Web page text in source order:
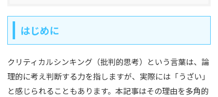
はじめに
クリティカルシンキング（批判的思考）という言葉は、論
理的に考え判断する力を指しますが、実際には「うざい」
と感じられることもあります。本記事はその理由を多角的